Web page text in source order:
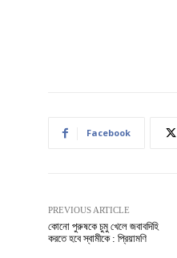
Facebook
PREVIOUS ARTICLE
কোনো পুরুষকে চুমু খেলে জবাবদিহি
করতে হবে স্বামীকে : প্রিয়ামণি